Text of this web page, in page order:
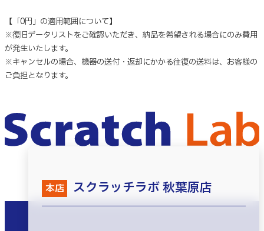
【「0円」の適用範囲について】
※復旧データリストをご確認いただき、納品を希望される場合にのみ費用
が発生いたします。
※キャンセルの場合、機器の送付・返却にかかる往復の送料は、お客様の
ご負担となります。
本店 スクラッチラボ 秋葉原店